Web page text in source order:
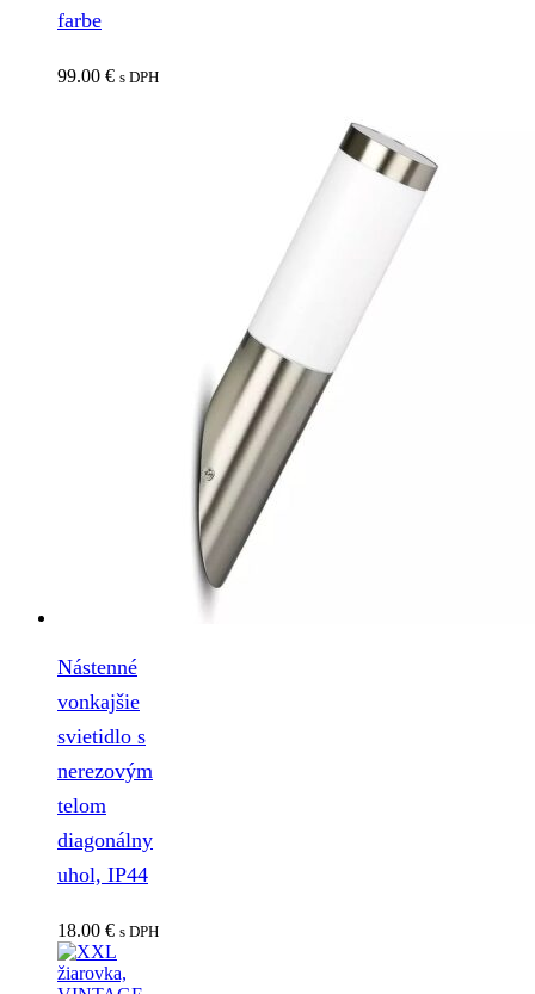
farbe
99.00 € s DPH
Nástenné
vonkajšie
svietidlo s
nerezovým
telom
diagonálny
uhol, IP44
18.00 € s DPH